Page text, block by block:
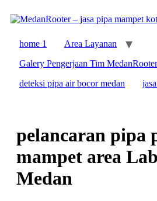
home 1
Area Layanan
Galery Pengerjaan Tim MedanRooter
deteksi pipa air bocor medan
pelancaran pipa
mampet area
Medan